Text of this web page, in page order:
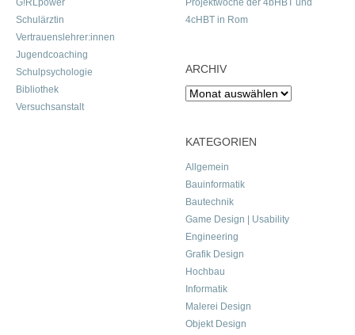
G!RLpower
Schulärztin
Vertrauenslehrer:innen
Jugendcoaching
Schulpsychologie
Bibliothek
Versuchsanstalt
Projektwoche der 4bHBT und
4cHBT in Rom
ARCHIV
Archiv
KATEGORIEN
Allgemein
Bauinformatik
Bautechnik
Game Design | Usability
Engineering
Grafik Design
Hochbau
Informatik
Malerei Design
Objekt Design